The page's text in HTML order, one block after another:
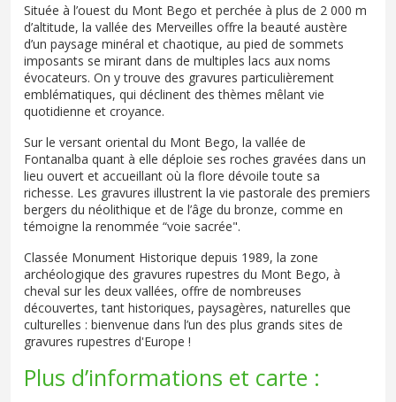
Située à l’ouest du Mont Bego et perchée à plus de 2 000 m
d’altitude, la vallée des Merveilles offre la beauté austère
d’un paysage minéral et chaotique, au pied de sommets
imposants se mirant dans de multiples lacs aux noms
évocateurs. On y trouve des gravures particulièrement
emblématiques, qui déclinent des thèmes mêlant vie
quotidienne et croyance.
Sur le versant oriental du Mont Bego, la vallée de
Fontanalba quant à elle déploie ses roches gravées dans un
lieu ouvert et accueillant où la flore dévoile toute sa
richesse. Les gravures illustrent la vie pastorale des premiers
bergers du néolithique et de l’âge du bronze, comme en
témoigne la renommée “voie sacrée".
Classée Monument Historique depuis 1989, la zone
archéologique des gravures rupestres du Mont Bego, à
cheval sur les deux vallées, offre de nombreuses
découvertes, tant historiques, paysagères, naturelles que
culturelles : bienvenue dans l’un des plus grands sites de
gravures rupestres d'Europe !
Plus d’informations et carte :